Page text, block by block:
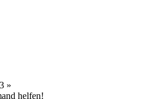
»
helfen!